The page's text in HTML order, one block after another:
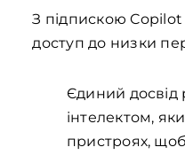
З підпискою
доступ до низки
Єдиний досвід
інтелектом,
пристроях,